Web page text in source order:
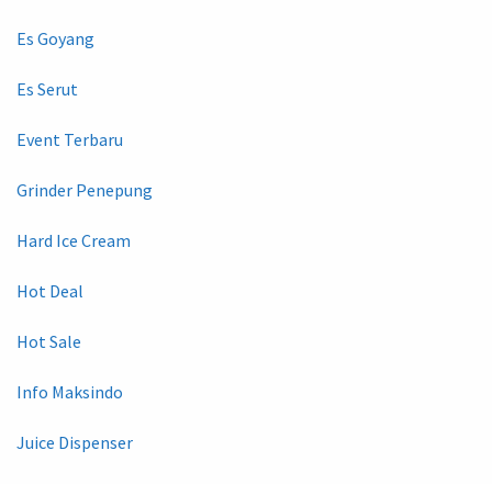
Es Goyang
Es Serut
Event Terbaru
Grinder Penepung
Hard Ice Cream
Hot Deal
Hot Sale
Info Maksindo
Juice Dispenser